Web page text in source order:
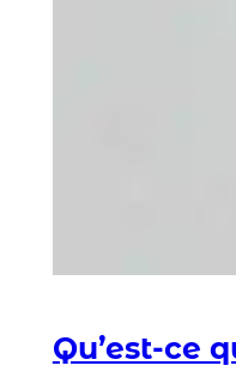
Qu’est-ce